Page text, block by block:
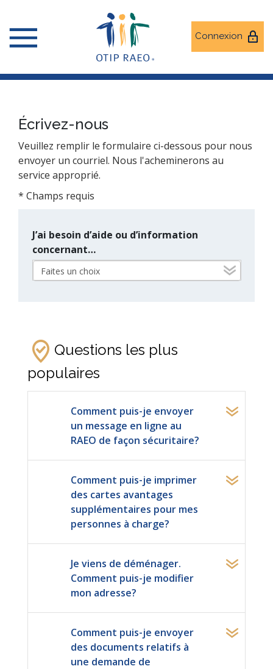
Connexion
Écrivez-nous
Veuillez remplir le formulaire ci-dessous pour nous
envoyer un courriel. Nous l'acheminerons au
service approprié.
* Champs requis
J’ai besoin d’aide ou d’information
concernant…
Questions les plus
populaires
Comment puis-je envoyer
un message en ligne au
RAEO de façon sécuritaire?
Comment puis-je imprimer
des cartes avantages
supplémentaires pour mes
personnes à charge?
Je viens de déménager.
Comment puis-je modifier
mon adresse?
Comment puis-je envoyer
des documents relatifs à
une demande de